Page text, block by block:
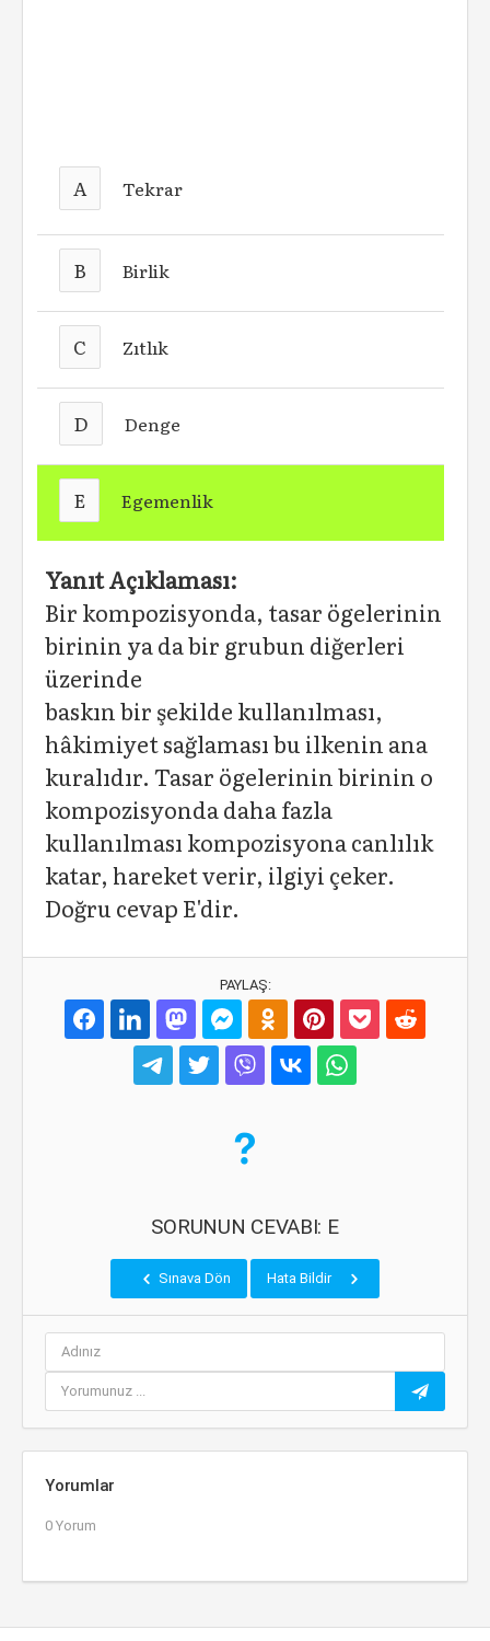
A Tekrar
B Birlik
C Zıtlık
D Denge
E Egemenlik
Yanıt Açıklaması:
Bir kompozisyonda, tasar ögelerinin
birinin ya da bir grubun diğerleri
üzerinde
baskın bir şekilde kullanılması,
hâkimiyet sağlaması bu ilkenin ana
kuralıdır. Tasar ögelerinin birinin o
kompozisyonda daha fazla
kullanılması kompozisyona canlılık
katar, hareket verir, ilgiyi çeker.
Doğru cevap E'dir.
PAYLAŞ:
SORUNUN CEVABI: E
Sınava Dön Hata Bildir
Yorumlar
0 Yorum